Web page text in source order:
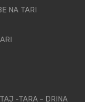
NA TARI
-TARA - DRINA